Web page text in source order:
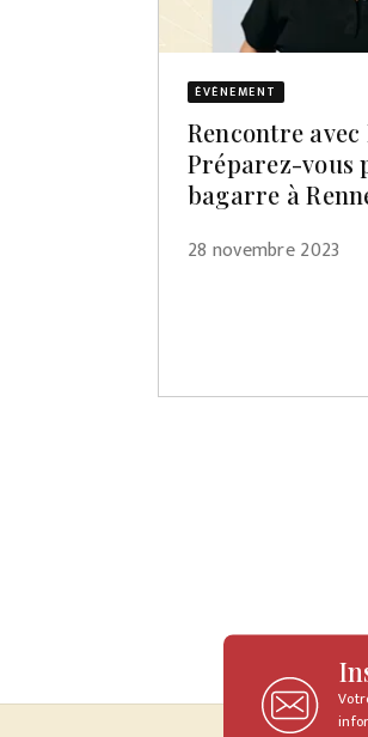
ÉVÈNEMENT
Rencontre avec
Préparez-vous
bagarre à
28 novembre 2023